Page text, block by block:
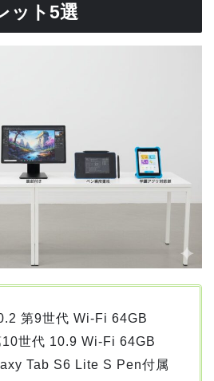
ット5選
第9世代 Wi-Fi 64GB
世代 10.9 Wi-Fi 64GB
Tab S6 Lite S Pen付属